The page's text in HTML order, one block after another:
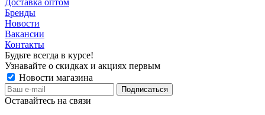
Доставка оптом
Бренды
Новости
Вакансии
Контакты
Будьте всегда в курсе!
Узнавайте о скидках и акциях первым
Новости магазина
Оставайтесь на связи